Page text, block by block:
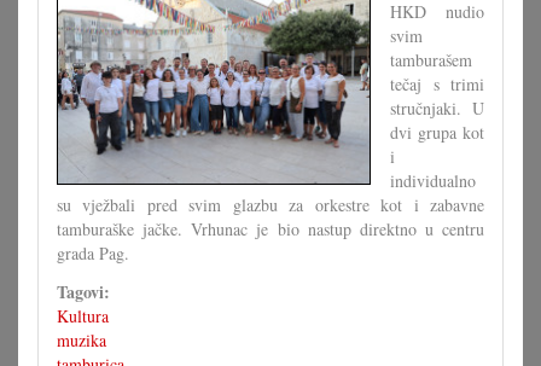
HKD nudio
svim
tamburašem
tečaj s trimi
stručnjaki. U
dvi grupa kot
i
individualno
su vježbali pred svim glazbu za orkestre kot i zabavne
tamburaške jačke. Vrhunac je bio nastup direktno u centru
grada Pag.
Tagovi:
Kultura
muzika